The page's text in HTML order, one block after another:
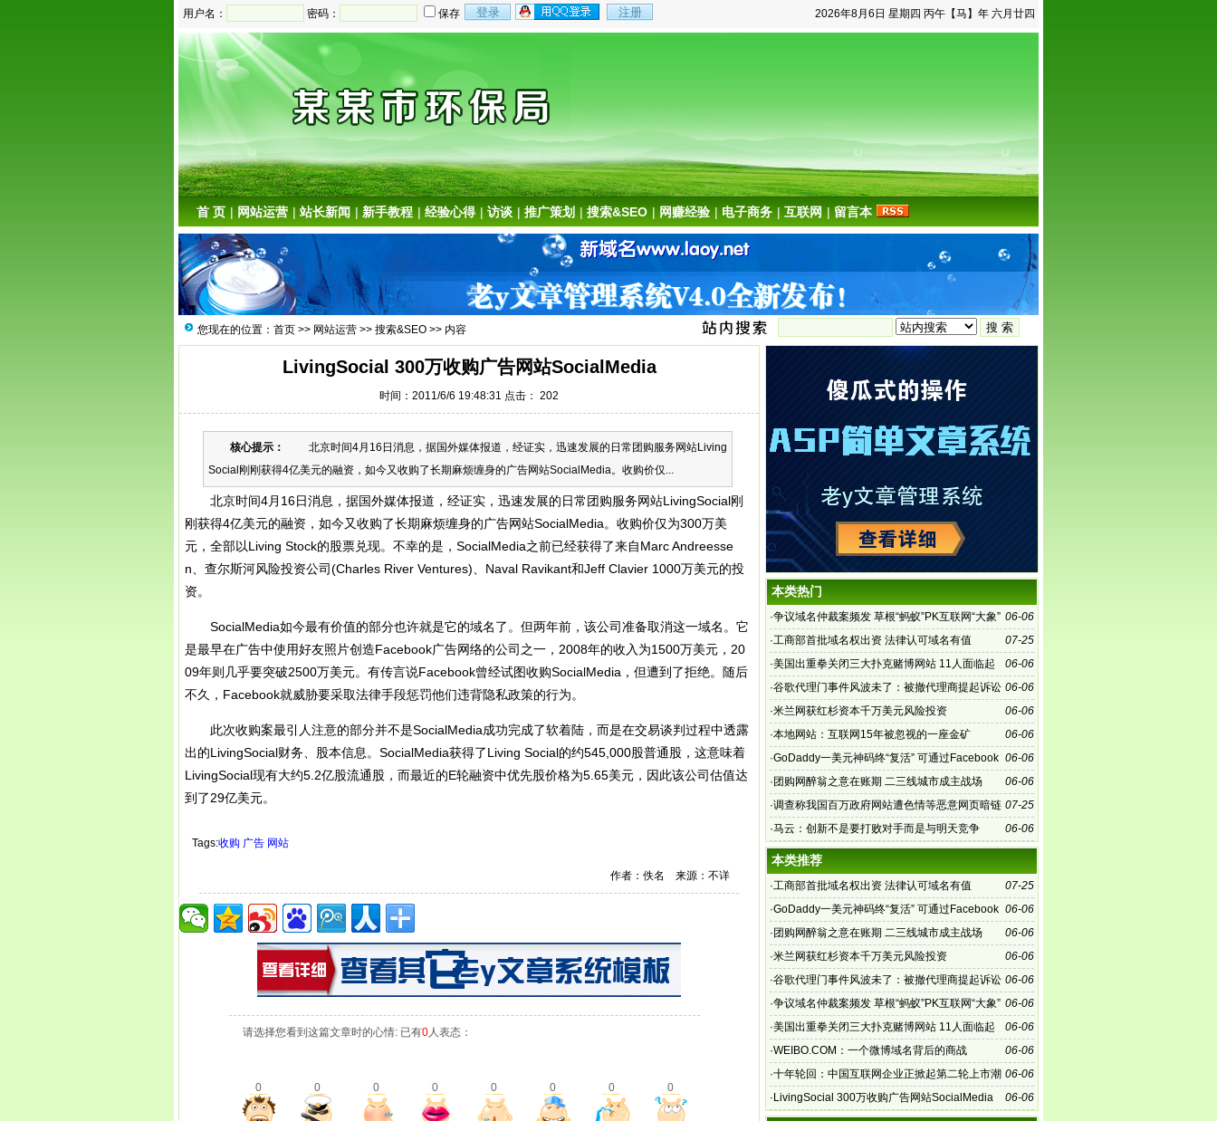
2026年8月6日 星期四 丙午【马】年 六月廿四
用户名： 密码： 保存
首 页 | 网站运营 |站长新闻 | 新手教程 | 经验心得 | 访谈 | 推广策划 | 搜索&SEO | 网赚经验 | 电子商务 | 互联网 | 留言本
您现在的位置： 首页 >> 网站运营 >> 搜索&SEO >> 内容
LivingSocial 300万收购广告网站SocialMedia
时间：2011/6/6 19:48:31 点击： 202
核心提示：
北京时间4月16日消息，据国外媒体报道，经证实，迅速发展的日常团购服务网站Living
Social刚刚获得4亿美元的融资，如今又收购了长期麻烦缠身的广告网站SocialMedia。收购价仅...
北京时间4月16日消息，据国外媒体报道，经证实，迅速发展的日常团购服务网站LivingSocial刚
刚获得4亿美元的融资，如今又收购了长期麻烦缠身的广告网站SocialMedia。收购价仅为300万美
元，全部以Living Stock的股票兑现。不幸的是，SocialMedia之前已经获得了来自Marc Andreesse
n、查尔斯河风险投资公司(Charles River Ventures)、Naval Ravikant和Jeff Clavier 1000万美元的投
资。
SocialMedia如今最有价值的部分也许就是它的域名了。但两年前，该公司准备取消这一域名。它
是最早在广告中使用好友照片创造Facebook广告网络的公司之一，2008年的收入为1500万美元，20
09年则几乎要突破2500万美元。有传言说Facebook曾经试图收购SocialMedia，但遭到了拒绝。随后
不久，Facebook就威胁要采取法律手段惩罚他们违背隐私政策的行为。
此次收购案最引人注意的部分并不是SocialMedia成功完成了软着陆，而是在交易谈判过程中透露
出的LivingSocial财务、股本信息。SocialMedia获得了Living Social的约545,000股普通股，这意味着
LivingSocial现有大约5.2亿股流通股，而最近的E轮融资中优先股价格为5.65美元，因此该公司估值达
到了29亿美元。
Tags:收购 广告 网站
作者：佚名 来源：不详
请选择您看到这篇文章时的心情: 已有0人表态：
0 0 0 0 0 0 0 0
本类热门
06-06
·争议域名仲裁案频发 草根“蚂蚁”PK互联网“大象”
07-25
·工商部首批域名权出资 法律认可域名有值
06-06
·美国出重拳关闭三大扑克赌博网站 11人面临起
诉
06-06
·谷歌代理门事件风波未了：被撤代理商提起诉讼
06-06
·米兰网获红杉资本千万美元风险投资
06-06
·本地网站：互联网15年被忽视的一座金矿
06-06
·GoDaddy一美元神码终“复活” 可通过Facebook
获得
06-06
· 团购网醉翁之意在账期 二三线城市成主战场
07-25
·调查称我国百万政府网站遭色情等恶意网页暗链
06-06
·马云：创新不是要打败对手而是与明天竞争
本类推荐
07-25
·工商部首批域名权出资 法律认可域名有值
06-06
·GoDaddy一美元神码终“复活” 可通过Facebook
获得
06-06
· 团购网醉翁之意在账期 二三线城市成主战场
06-06
·米兰网获红杉资本千万美元风险投资
06-06
·谷歌代理门事件风波未了：被撤代理商提起诉讼
06-06
·争议域名仲裁案频发 草根“蚂蚁”PK互联网“大象”
06-06
·美国出重拳关闭三大扑克赌博网站 11人面临起
诉
06-06
·WEIBO.COM：一个微博域名背后的商战
06-06
·十年轮回：中国互联网企业正掀起第二轮上市潮
06-06
· LivingSocial 300万收购广告网站SocialMedia